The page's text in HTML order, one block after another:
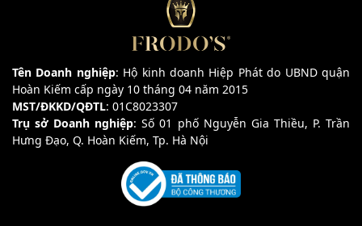
Tên Doanh nghiệp: Hộ kinh doanh Hiệp Phát do UBND quận
Hoàn Kiếm cấp ngày 10 tháng 04 năm 2015
MST/ĐKKD/QĐTL: 01C8023307
Trụ sở Doanh nghiệp: Số 01 phố Nguyễn Gia Thiều, P. Trần
Hưng Đạo, Q. Hoàn Kiếm, Tp. Hà Nội